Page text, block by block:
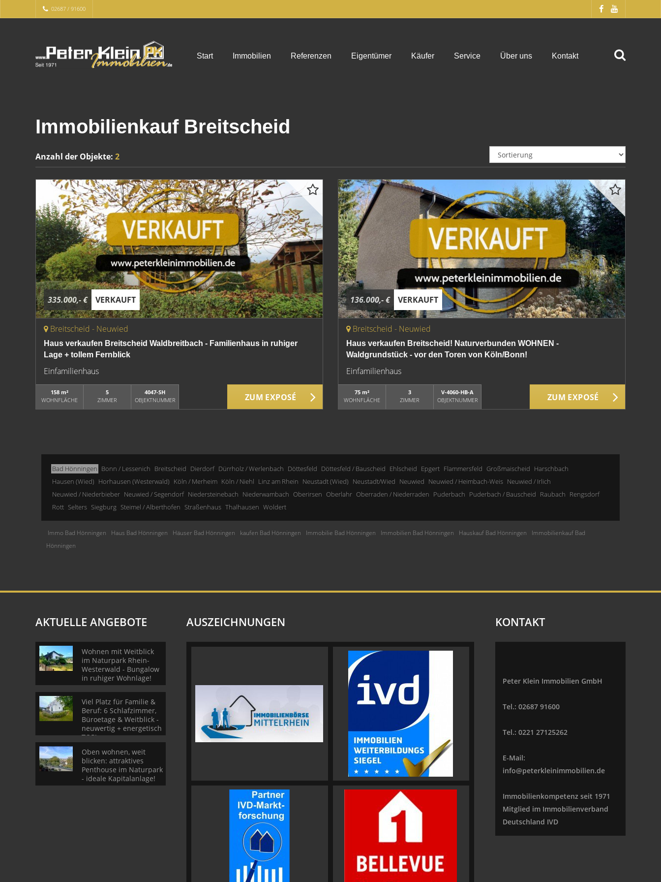
02687 / 91600
Start Immobilien Referenzen Eigentümer Käufer Service Über uns Kontakt
Immobilienkauf Breitscheid
Anzahl der Objekte: 2
335.000,- € VERKAUFT
Breitscheid - Neuwied
Haus verkaufen Breitscheid Waldbreitbach - Familienhaus in ruhiger
Lage + tollem Fernblick
Einfamilienhaus
158 m²
WOHNFLÄCHE
5
ZIMMER
4047-SH
OBJEKTNUMMER
ZUM EXPOSÉ
136.000,- € VERKAUFT
Breitscheid - Neuwied
Haus verkaufen Breitscheid! Naturverbunden WOHNEN -
Waldgrundstück - vor den Toren von Köln/Bonn!
Einfamilienhaus
75 m²
WOHNFLÄCHE
3
ZIMMER
V-4060-HB-A
OBJEKTNUMMER
ZUM EXPOSÉ
Bad Hönningen Bonn / Lessenich Breitscheid Dierdorf Dürrholz / Werlenbach Döttesfeld Döttesfeld / Bauscheid Ehlscheid Epgert Flammersfeld Großmaischeid Harschbach
Hausen (Wied) Horhausen (Westerwald) Köln / Merheim Köln / Niehl Linz am Rhein Neustadt (Wied) Neustadt/Wied Neuwied Neuwied / Heimbach-Weis Neuwied / Irlich
Neuwied / Niederbieber Neuwied / Segendorf Niedersteinebach Niederwambach Oberirsen Oberlahr Oberraden / Niederraden Puderbach Puderbach / Bauscheid Raubach Rengsdorf
Rott Selters Siegburg Steimel / Alberthofen Straßenhaus Thalhausen Woldert
Immo Bad Hönningen Haus Bad Hönningen Häuser Bad Hönningen kaufen Bad Hönningen Immobilie Bad Hönningen Immobilien Bad Hönningen Hauskauf Bad Hönningen
Immobilienkauf Bad
Hönningen
AKTUELLE ANGEBOTE
Wohnen mit Weitblick
im Naturpark Rhein-
Westerwald - Bungalow
in ruhiger Wohnlage!
Viel Platz für Familie &
Beruf: 6 Schlafzimmer,
Büroetage & Weitblick -
neuwertig + energetisch
TOP!
Oben wohnen, weit
blicken: attraktives
Penthouse im Naturpark
- ideale Kapitalanlage!
AUSZEICHNUNGEN KONTAKT
Peter Klein Immobilien GmbH
Tel.: 02687 91600
Tel.: 0221 27125262
E-Mail:
info@peterkleinimmobilien.de
Immobilienkompetenz seit 1971
Mitglied im Immobilienverband
Deutschland IVD